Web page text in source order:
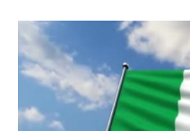
ΣΥΜΜΕΤΟΧΗ
ΣΕ
ΕΤΑΙΡΕΙΕΣ
ΕΠΙΚΑΙΡΟΤΗΤΑ